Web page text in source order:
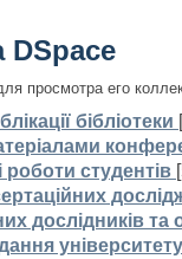
DSpace
просмотра его
бібліотеки
роботи студентів
дослідників та
університету